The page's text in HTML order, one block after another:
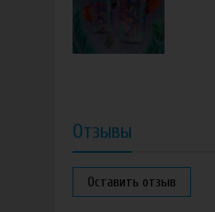
Отзывы
Оставить отзыв